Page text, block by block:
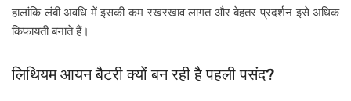
हालांकि लंबी अवधि में इसकी कम रखरखाव लागत और बेहतर प्रदर्शन इसे अधिक
किफायती बनाते हैं।
लिथियम आयन बैटरी क्यों बन रही है पहली पसंद?